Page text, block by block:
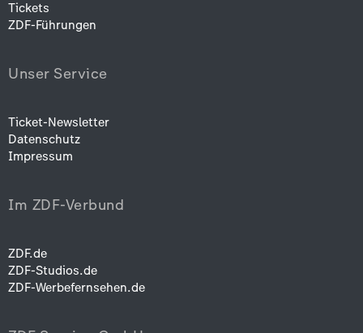
Tickets
ZDF-Führungen
Unser Service
Ticket-Newsletter
Datenschutz
Impressum
Im ZDF-Verbund
ZDF.de
ZDF-Studios.de
ZDF-Werbefernsehen.de